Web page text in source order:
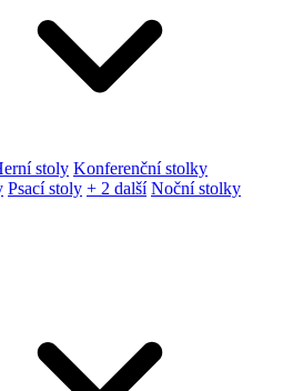
stoly Konferenční stolky
Psací stoly + 2 další Noční stolky